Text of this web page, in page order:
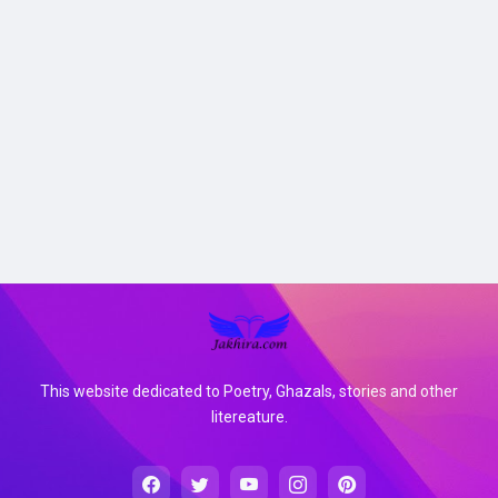
This website dedicated to Poetry, Ghazals, stories and other
litereature.